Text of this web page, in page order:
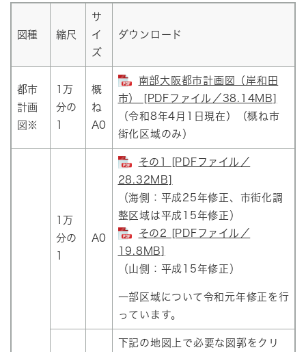
図種 縮尺
サ
イ
ズ
ダウンロード
都市
計画
図※
1万
分の
1
概
ね
A0
南部大阪都市計画図（岸和田
市） [PDFファイル／38.14MB]
（令和8年4月1日現在）（概ね市
街化区域のみ）
1万
分の
1
A0
その1 [PDFファイル／
28.32MB]
（海側：平成25年修正、市街化調
整区域は平成15年修正）
その2 [PDFファイル／
19.8MB]
（山側：平成15年修正）
一部区域について令和元年修正を行
っています。
下記の地図上で必要な図郭をクリ